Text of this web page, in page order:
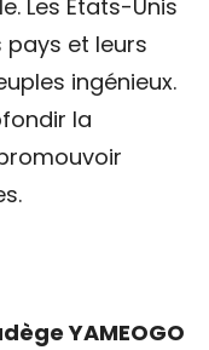
Les États-Unis
pays et leurs
ingénieux.
la
YAMEOGO